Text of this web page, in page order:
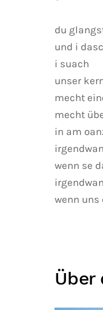
du
und i
i suach
unser
mecht
mecht
in am
wenn se
wenn
Über